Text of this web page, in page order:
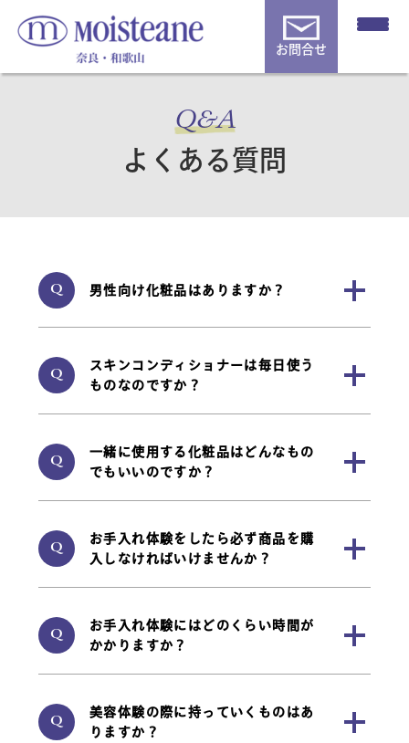
お問合せ
Q&A
よくある質問
Q 男性向け化粧品はありますか？ add
Q
スキンコンディショナーは毎日使う
ものなのですか？
add
Q
一緒に使用する化粧品はどんなもの
でもいいのですか？
add
Q
お手入れ体験をしたら必ず商品を購
入しなければいけませんか？
add
Q
お手入れ体験にはどのくらい時間が
かかりますか？
add
Q
美容体験の際に持っていくものはあ
りますか？
add